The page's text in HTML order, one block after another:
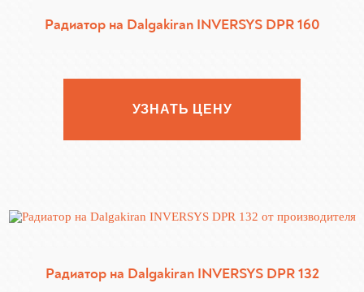
Радиатор на Dalgakiran INVERSYS DPR 160
УЗНАТЬ ЦЕНУ
Радиатор на Dalgakiran INVERSYS DPR 132